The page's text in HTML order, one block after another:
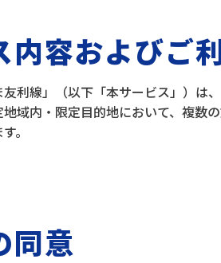
内容およびご
友利線」（以下「本サービス」）
域内・限定目的地において、複数
。
同意